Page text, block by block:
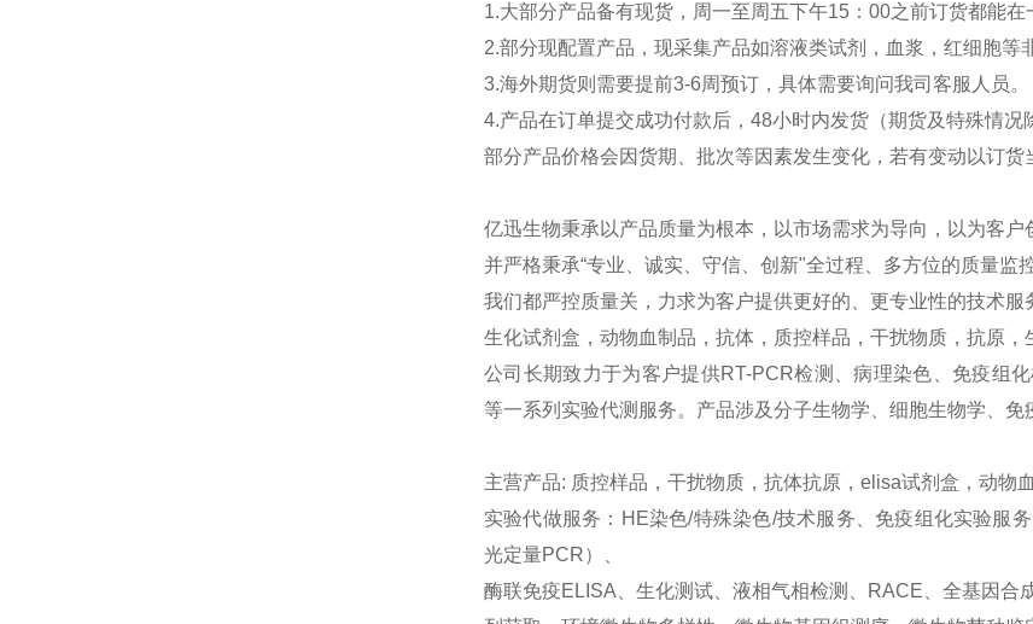
1.大部分产品备有现货，周一至周五下午15：00之前订货都能在
2.部分现配置产品，现采集产品如溶液类试剂，血浆，红细胞等
3.海外期货则需要提前3-6周预订，具体需要询问我司客服人员。
4.产品在订单提交成功付款后，48小时内发货（期货及特殊情况
部分产品价格会因货期、批次等因素发生变化，若有变动以订货
亿迅生物秉承以产品质量为根本，以市场需求为导向，以为客
并严格秉承“专业、诚实、守信、创新"全过程、多方位的质量监
我们都严控质量关，力求为客户提供更好的、更专业性的技术
生化试剂盒，动物血制品，抗体，质控样品，干扰物质，抗原，
公司长期致力于为客户提供RT-PCR检测、病理染色、免疫组
等一系列实验代测服务。产品涉及分子生物学、细胞生物学、免
主营产品: 质控样品，干扰物质，抗体抗原，elisa试剂盒，动物
实验代做服务：HE染色/特殊染色/技术服务、免疫组化实验服
光定量PCR）、
酶联免疫ELISA、生化测试、液相气相检测、RACE、全基因